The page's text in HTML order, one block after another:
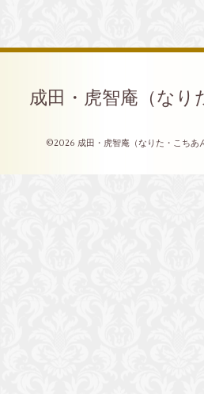
成田・虎智庵（なり
©2026 成田・虎智庵（なりた・こちあ